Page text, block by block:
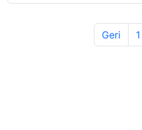
Geri 1